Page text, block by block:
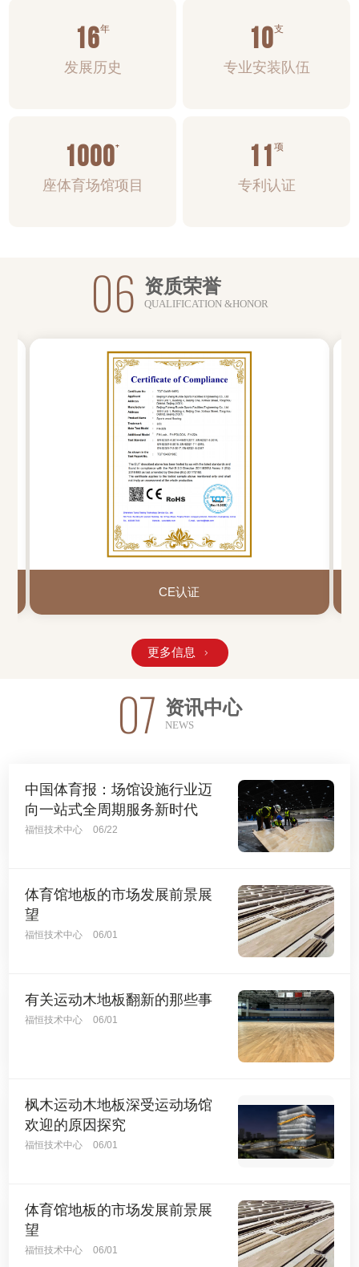
16年
发展历史
10支
专业安装队伍
1000+
座体育场馆项目
11 项
专利认证
06 资质荣誉
QUALIFICATION &HONOR
CE认证
更多信息 
07 资讯中心
NEWS
中国体育报：场馆设施行业迈
向一站式全周期服务新时代
福恒技术中心 06/22
体育馆地板的市场发展前景展
望
福恒技术中心 06/01
有关运动木地板翻新的那些事
福恒技术中心 06/01
枫木运动木地板深受运动场馆
欢迎的原因探究
福恒技术中心 06/01
体育馆地板的市场发展前景展
望
福恒技术中心 06/01